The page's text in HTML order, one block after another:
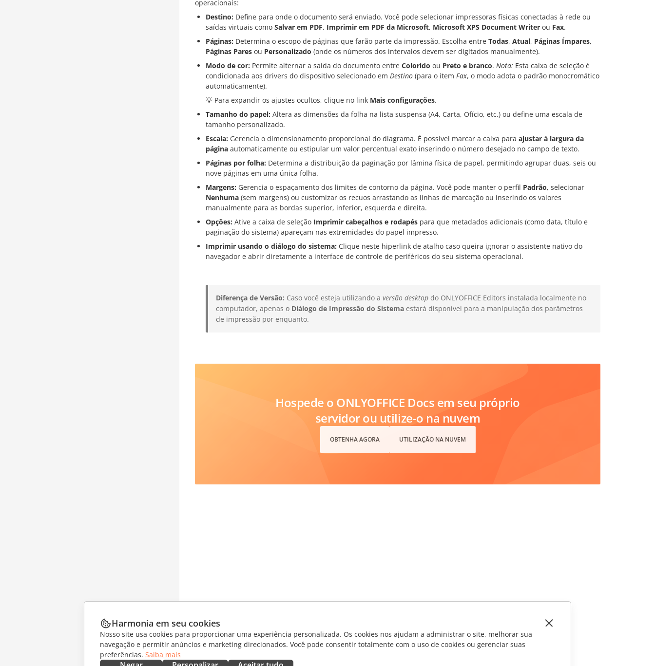
operacionais:
Destino: Define para onde o documento será enviado. Você pode selecionar impressoras físicas conectadas à rede ou
saídas virtuais como Salvar em PDF, Imprimir em PDF da Microsoft, Microsoft XPS Document Writer ou Fax.
Páginas: Determina o escopo de páginas que farão parte da impressão. Escolha entre Todas, Atual, Páginas Ímpares,
Páginas Pares ou Personalizado (onde os números dos intervalos devem ser digitados manualmente).
Modo de cor: Permite alternar a saída do documento entre Colorido ou Preto e branco. Nota: Esta caixa de seleção é
condicionada aos drivers do dispositivo selecionado em Destino (para o item Fax, o modo adota o padrão monocromático
automaticamente).
💡 Para expandir os ajustes ocultos, clique no link Mais configurações.
Tamanho do papel: Altera as dimensões da folha na lista suspensa (A4, Carta, Ofício, etc.) ou define uma escala de
tamanho personalizado.
Escala: Gerencia o dimensionamento proporcional do diagrama. É possível marcar a caixa para ajustar à largura da
página automaticamente ou estipular um valor percentual exato inserindo o número desejado no campo de texto.
Páginas por folha: Determina a distribuição da paginação por lâmina física de papel, permitindo agrupar duas, seis ou
nove páginas em uma única folha.
Margens: Gerencia o espaçamento dos limites de contorno da página. Você pode manter o perfil Padrão, selecionar
Nenhuma (sem margens) ou customizar os recuos arrastando as linhas de marcação ou inserindo os valores
manualmente para as bordas superior, inferior, esquerda e direita.
Opções: Ative a caixa de seleção Imprimir cabeçalhos e rodapés para que metadados adicionais (como data, título e
paginação do sistema) apareçam nas extremidades do papel impresso.
Imprimir usando o diálogo do sistema: Clique neste hiperlink de atalho caso queira ignorar o assistente nativo do
navegador e abrir diretamente a interface de controle de periféricos do seu sistema operacional.
Diferença de Versão: Caso você esteja utilizando a versão desktop do ONLYOFFICE Editors instalada localmente no
computador, apenas o Diálogo de Impressão do Sistema estará disponível para a manipulação dos parâmetros
de impressão por enquanto.
Hospede o ONLYOFFICE Docs em seu próprio
servidor ou utilize-o na nuvem
OBTENHA AGORA UTILIZAÇÃO NA NUVEM
Harmonia em seu cookies
Nosso site usa cookies para proporcionar uma experiência personalizada. Os cookies nos ajudam a administrar o site, melhorar sua
navegação e permitir anúncios e marketing direcionados. Você pode consentir totalmente com o uso de cookies ou gerenciar suas
preferências. Saiba mais